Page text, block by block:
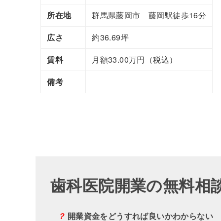
所在地
群馬県藤岡市 藤岡駅徒歩16分
広さ
約36.69坪
賃料
月額33.00万円（税込）
備考
歯科医院開業の無料相
？ 開業資金をどうすれば良いかわからない